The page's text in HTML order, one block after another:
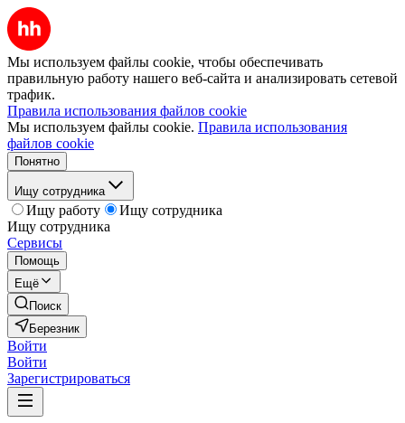
Мы используем файлы cookie, чтобы обеспечивать
правильную работу нашего веб-сайта и анализировать сетевой
трафик.
Правила использования файлов cookie
Мы используем файлы cookie. Правила использования
файлов cookie
Понятно
Ищу сотрудника
Ищу работу
Ищу сотрудника
Ищу сотрудника
Сервисы
Помощь
Ещё
Поиск
Березник
Войти
Войти
Зарегистрироваться